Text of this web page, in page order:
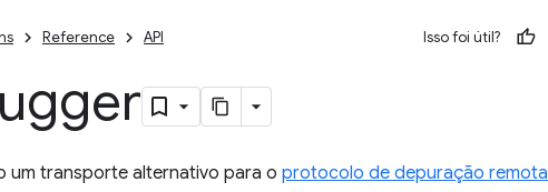
Reference API Isso foi útil?
um transporte alternativo para o protocolo de depuração remota